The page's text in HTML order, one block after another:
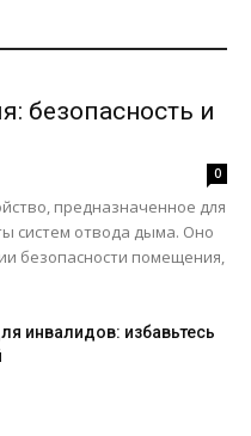
безопасность и
0
предназначенное для
систем отвода дыма. Оно
безопасности помещения,
инвалидов: избавьтесь